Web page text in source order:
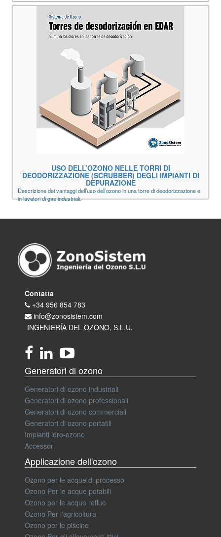
USO DELL’OZONO NELLE TORRI DI
DEODORIZZAZIONE (SCRUBBER) DEGLI IMPIANTI DI
DEPURAZIONE
Descrizione dei vantaggi dell’uso dell’ozono in una torre di deodorizzazione e
in lavatori di gas industriali.
Contatta
+34 956 854 783
info@zonosistem.com
INGENIERÍA DEL OZONO, S.L.U.
Generatori di ozono
Generatori di ozono industriali
Generatori di ozono professionali
Generatori di ozono commerciali
Generatori di ozono portatili
Impianti idro-ozono
Accessori
Applicazione dell'ozono
Ozono per le acque di processo
Ozono Per le acque potabili
Ozono per le acque reflue
Ozono Per l'agricoltura
Ozono per le piscine